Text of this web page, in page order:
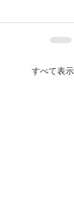
すべて表示